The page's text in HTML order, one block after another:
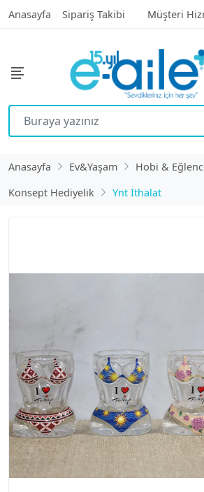
Anasayfa Sipariş Takibi Müşteri
Anasayfa Ev&Yaşam
Hobi &
Konsept Hediyelik
Ynt İthalat